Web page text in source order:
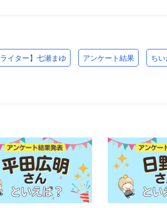
ライター】七瀬まゆ アンケート結果 ち